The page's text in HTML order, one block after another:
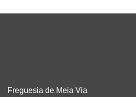
Freguesia de Meia Via